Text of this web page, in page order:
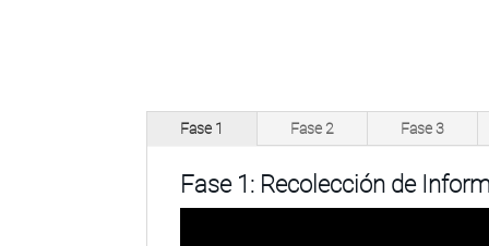
Fase 1 Fase 2 Fase 3
Fase 1: Recolección de